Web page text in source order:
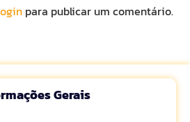
para publicar um comentário.
Gerais